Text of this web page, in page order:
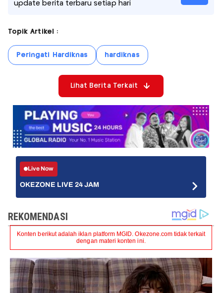
update berita terbaru setiap hari
Topik Artikel :
Peringati Hardiknas hardiknas
Lihat Berita Terkait
Live Now
OKEZONE LIVE 24 JAM